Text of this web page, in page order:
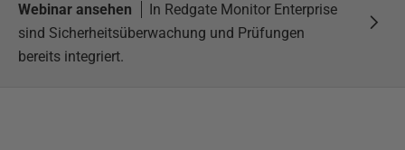
Webinar ansehen
In Redgate Monitor Enterprise
sind Sicherheitsüberwachung und Prüfungen
bereits integriert.